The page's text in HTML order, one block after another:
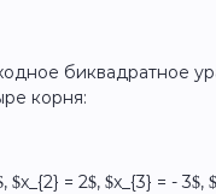
биквадратное
корня:
$x_{2} = 2$, $x_{3} = - 3$,